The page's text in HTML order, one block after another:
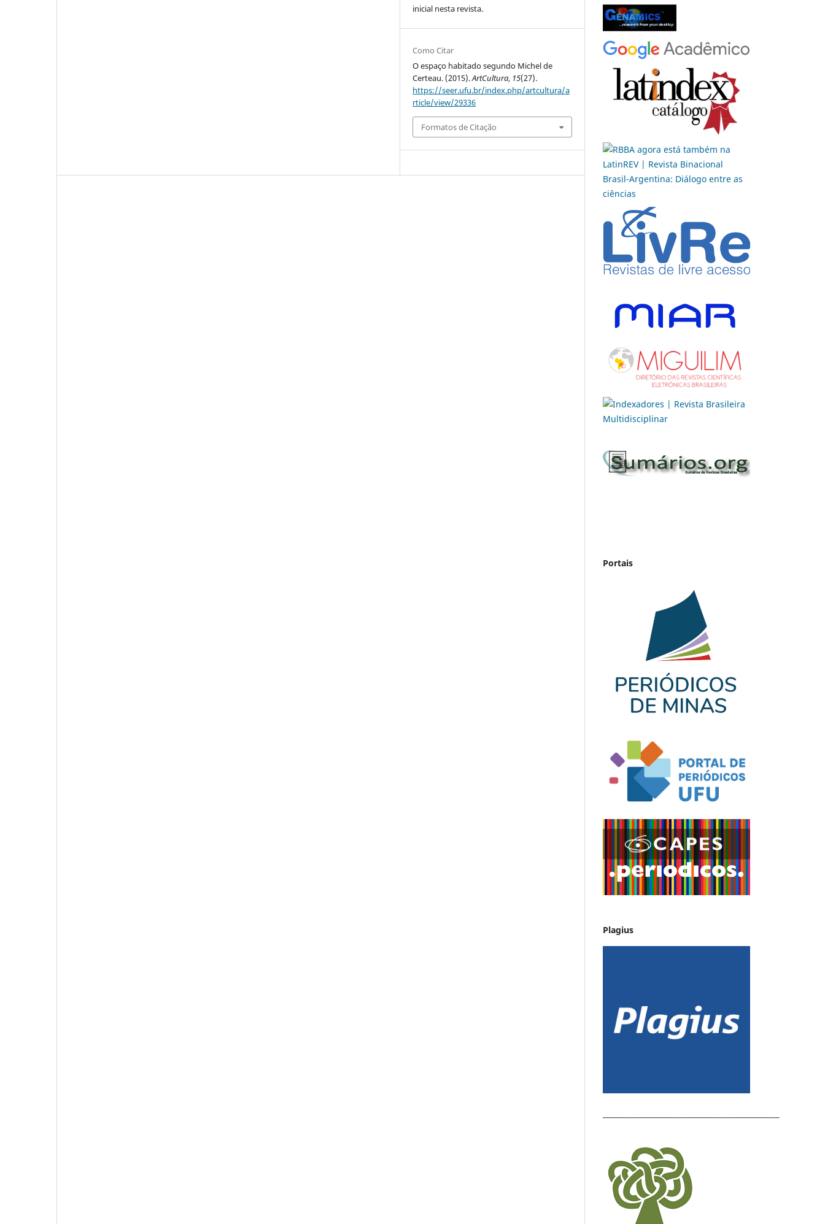
inicial nesta revista.
Como Citar
O espaço habitado segundo Michel de
Certeau. (2015).ArtCultura, 15(27).
https://seer.ufu.br/index.php/artcultura/a
rticle/view/29336
Formatos de Citação
Portais
Plagius